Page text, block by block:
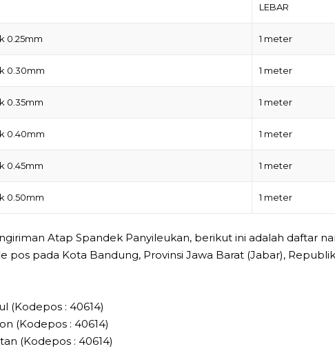
LEBAR
0.25mm 1 meter
0.30mm 1 meter
0.35mm 1 meter
0.40mm 1 meter
0.45mm 1 meter
0.50mm 1 meter
Atap Spandek Panyileukan, berikut ini adalah daftar
pos pada Kota Bandung, Provinsi Jawa Barat (Jabar),
(Kodepos : 40614)
(Kodepos : 40614)
(Kodepos : 40614)